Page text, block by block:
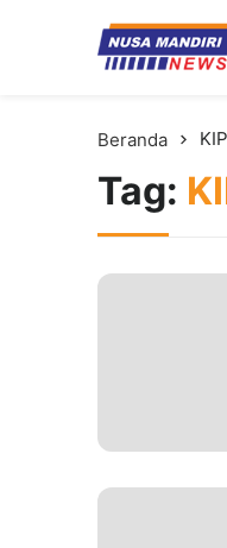
Universitas
Beranda KIP
Tag: